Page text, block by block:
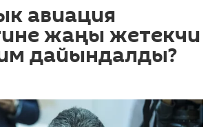
авиация
жаңы жетекчи
дайындалды?